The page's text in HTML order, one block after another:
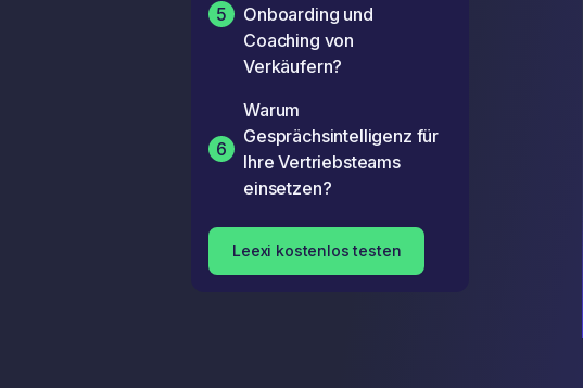
5
Onboarding und
Coaching von
Verkäufern?
6
Warum
Gesprächsintelligenz für
Ihre Vertriebsteams
einsetzen?
Leexi kostenlos testen